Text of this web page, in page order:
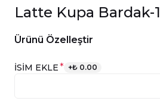
Latte Kupa Bardak-1
Ürünü Özelleştir
İSİM EKLE* +₺ 0.00